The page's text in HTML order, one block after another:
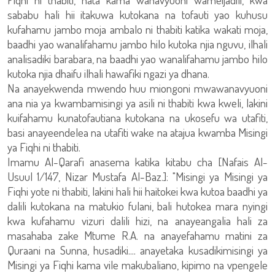
sababu hali hii itakuwa kutokana na tofauti yao kuhusu
kufahamu jambo moja ambalo ni thabiti katika wakati moja,
baadhi yao wanalifahamu jambo hilo kutoka njia nguvu, ilhali
analisadiki barabara, na baadhi yao wanalifahamu jambo hilo
kutoka njia dhaifu ilhali hawafiki ngazi ya dhana.
Na anayekwenda mwendo huu miongoni mwawanavyuoni
ana nia ya kwambamisingi ya asili ni thabiti kwa kweli, lakini
kuifahamu kunatofautiana kutokana na ukosefu wa utafiti,
basi anayeendelea na utafiti wake na atajua kwamba Misingi
ya Fiqhi ni thabiti.
Imamu Al-Qarafi anasema katika kitabu cha [Nafais Al-
Usuul 1/147, Nizar Mustafa Al-Baz.]: "Misingi ya Misingi ya
Fiqhi yote ni thabiti, lakini hali hii haitokei kwa kutoa baadhi ya
dalili kutokana na matukio fulani, bali hutokea mara nyingi
kwa kufahamu vizuri dalili hizi, na anayeangalia hali za
masahaba zake Mtume R.A. na anayefahamu matini za
Quraani na Sunna, husadiki.... anayetaka kusadikimisingi ya
Misingi ya Fiqhi kama vile makubaliano, kipimo na vpengele